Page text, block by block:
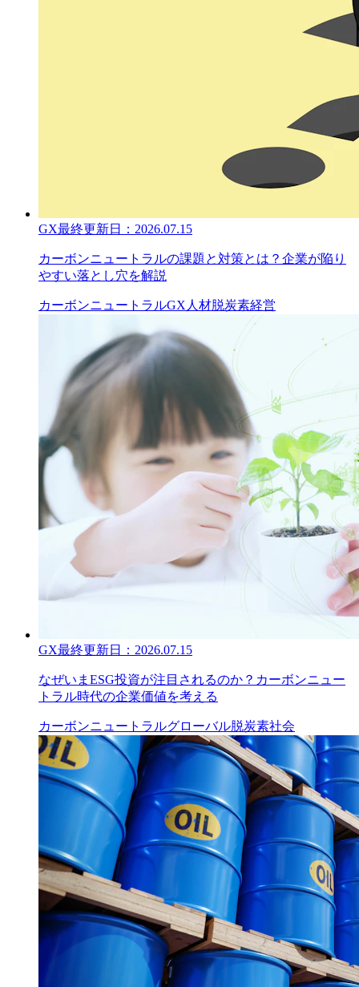
GX最終更新日： 2026.07.15
カーボンニュートラルの課題と対策とは？企業が陥り
やすい落とし穴を解説
カーボンニュートラルGX人材脱炭素経営
GX最終更新日： 2026.07.15
なぜいまESG投資が注目されるのか？カーボンニュー
トラル時代の企業価値を考える
カーボンニュートラルグローバル脱炭素社会